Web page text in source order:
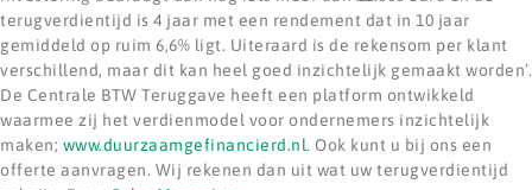
terugverdientijd is 4 jaar met een rendement dat in 10 jaar
gemiddeld op ruim 6,6% ligt. Uiteraard is de rekensom per klant
verschillend, maar dit kan heel goed inzichtelijk gemaakt worden’.
De Centrale BTW Teruggave heeft een platform ontwikkeld
waarmee zij het verdienmodel voor ondernemers inzichtelijk
maken; www.duurzaamgefinancierd.nl. Ook kunt u bij ons een
offerte aanvragen. Wij rekenen dan uit wat uw terugverdientijd